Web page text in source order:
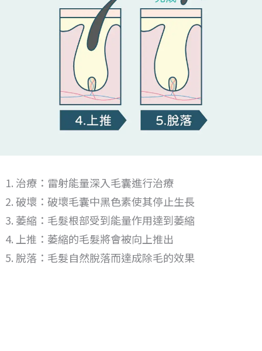
治療：雷射能量深入毛囊進行治療
破壞：破壞毛囊中黑色素使其停止生長
萎縮：毛髮根部受到能量作用達到萎縮
上推：萎縮的毛髮將會被向上推出
脫落：毛髮自然脫落而達成除毛的效果